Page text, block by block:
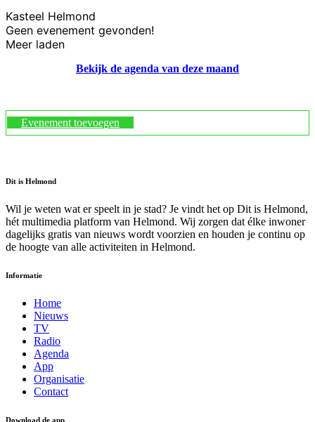
Kasteel Helmond
Geen evenement gevonden!
Meer laden
Bekijk de agenda van deze maand
Evenement toevoegen
Dit is Helmond
Wil je weten wat er speelt in je stad? Je vindt het op Dit is Helmond,
hét multimedia platform van Helmond. Wij zorgen dat élke inwoner
dagelijks gratis van nieuws wordt voorzien en houden je continu op
de hoogte van alle activiteiten in Helmond.
Informatie
Home
Nieuws
TV
Radio
Agenda
App
Organisatie
Contact
Download de app